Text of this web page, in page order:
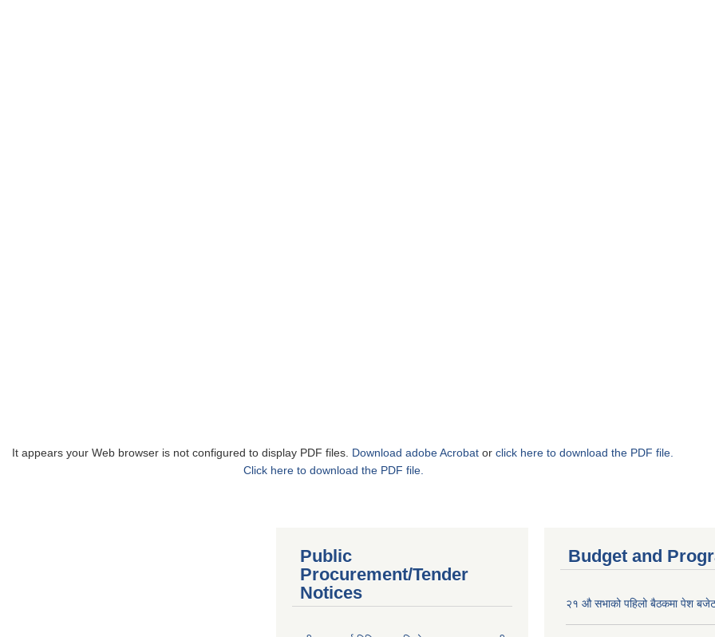
It appears your Web browser is not configured to display PDF files. Download adobe Acrobat or click here to download the PDF file.
Click here to download the PDF file.
Public
Procurement/Tender
Notices
Budget and
२१ औ सभाको पहिलो बैठकमा पेश